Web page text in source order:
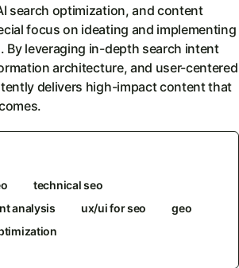
search optimization, and content
focus on ideating and implementing
By leveraging in-depth search intent
architecture, and user-centered
delivers high-impact content that
technical seo
analysis
ux/ui for seo
geo